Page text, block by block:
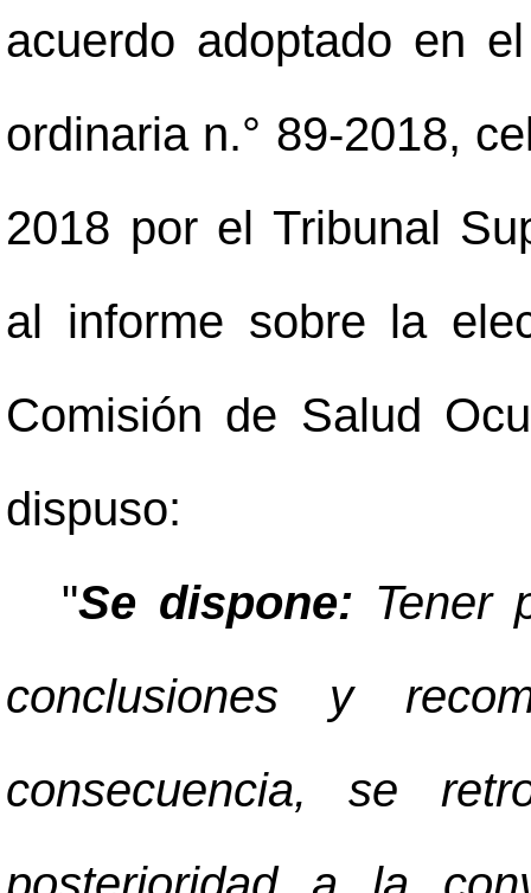
acuerdo adoptado en
ordinaria n.° 89-2018,
2018 por el Tribunal
al informe sobre la
Comisión de Salud
dispuso:
"Se dispone: Tener
conclusiones y
consecuencia, se